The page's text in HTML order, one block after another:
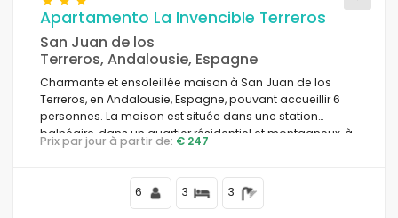
Catégories supplémentaires
Apartamento La Invencible Terreros
San Juan de los
Terreros, Andalousie, Espagne
Charmante et ensoleillée maison à San Juan de los
Terreros, en Andalousie, Espagne, pouvant accueillir 6
personnes. La maison est située dans une station
balnéaire, dans un quartier résidentiel et montagneux, à
proximité des commerces et des supermarchés, à 50 m
Prix par jour à partir de: € 247
6 3 3